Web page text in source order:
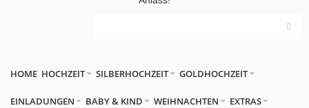
HOME HOCHZEIT SILBERHOCHZEIT GOLDHOCHZEIT
EINLADUNGEN BABY & KIND WEIHNACHTEN EXTRAS